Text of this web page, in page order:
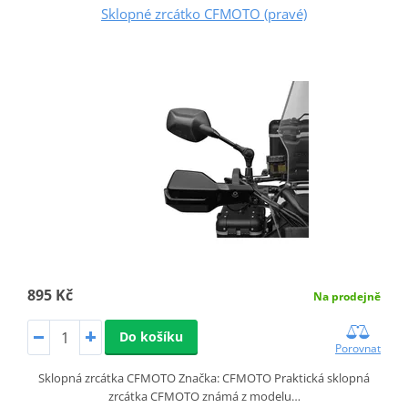
Sklopné zrcátko CFMOTO (pravé)
895 Kč Na prodejně
Do košíku
Porovnat
Sklopná zrcátka CFMOTO Značka: CFMOTO Praktická sklopná
zrcátka CFMOTO známá z modelu…